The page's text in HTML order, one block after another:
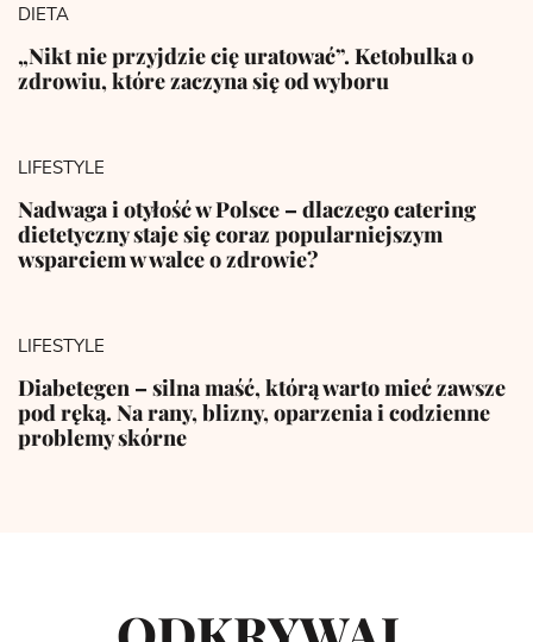
DIETA
„Nikt nie przyjdzie cię uratować”. Ketobulka o
zdrowiu, które zaczyna się od wyboru
LIFESTYLE
Nadwaga i otyłość w Polsce – dlaczego catering
dietetyczny staje się coraz popularniejszym
wsparciem w walce o zdrowie?
LIFESTYLE
Diabetegen – silna maść, którą warto mieć zawsze
pod ręką. Na rany, blizny, oparzenia i codzienne
problemy skórne